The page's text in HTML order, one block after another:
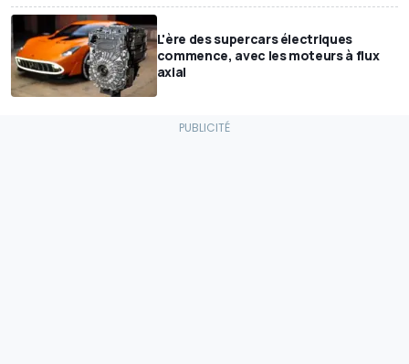
L'ère des supercars électriques
commence, avec les moteurs à flux
axial